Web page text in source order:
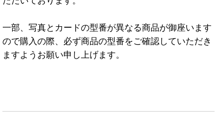
一部、写真とカードの型番が異なる商品が御座います
ので購入の際、必ず商品の型番をご確認していただき
ますようお願い申し上げます。